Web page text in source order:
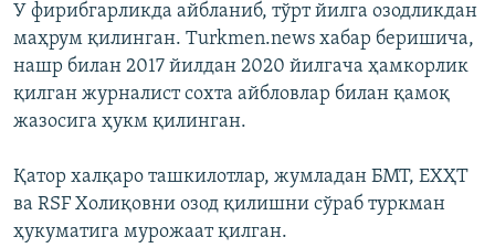
У фирибгарликда айбланиб, тўрт йилга озодликдан
маҳрум қилинган. Turkmen.news хабар беришича,
нашр билан 2017 йилдан 2020 йилгача ҳамкорлик
қилган журналист сохта айбловлар билан қамоқ
жазосига ҳукм қилинган.
Қатор халқаро ташкилотлар, жумладан БМТ, ЕХҲТ
ва RSF Холиқовни озод қилишни сўраб туркман
ҳукуматига мурожаат қилган.